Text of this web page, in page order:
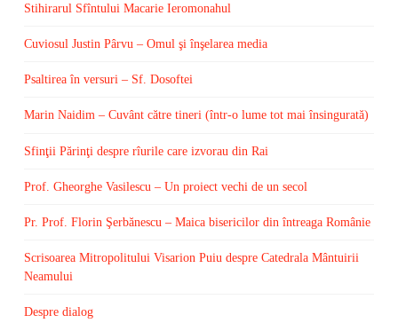
Stihirarul Sfîntului Macarie Ieromonahul
Cuviosul Justin Pârvu – Omul şi înşelarea media
Psaltirea în versuri – Sf. Dosoftei
Marin Naidim – Cuvânt către tineri (într-o lume tot mai însingurată)
Sfinţii Părinţi despre rîurile care izvorau din Rai
Prof. Gheorghe Vasilescu – Un proiect vechi de un secol
Pr. Prof. Florin Şerbănescu – Maica bisericilor din întreaga Românie
Scrisoarea Mitropolitului Visarion Puiu despre Catedrala Mântuirii
Neamului
Despre dialog